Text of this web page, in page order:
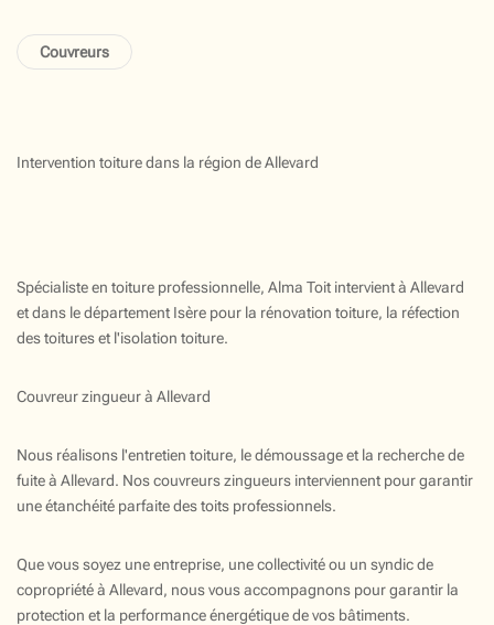
Couvreurs
Intervention toiture dans la région de Allevard
Spécialiste en toiture professionnelle, Alma Toit intervient à Allevard
et dans le département Isère pour la rénovation toiture, la réfection
des toitures et l'isolation toiture.
Couvreur zingueur à Allevard
Nous réalisons l'entretien toiture, le démoussage et la recherche de
fuite à Allevard. Nos couvreurs zingueurs interviennent pour garantir
une étanchéité parfaite des toits professionnels.
Que vous soyez une entreprise, une collectivité ou un syndic de
copropriété à Allevard, nous vous accompagnons pour garantir la
protection et la performance énergétique de vos bâtiments.